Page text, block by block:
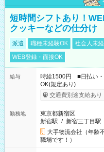
短時間シフトあり！
クッキーなどの仕分け
派遣 職種未経験OK 社会人未
WEB登録・面接OK
給与
時給1500円 ■日払い
OK(規定あり)
交通費別途支給あり
勤務地
東京都新宿区
新宿駅 / 新宿三丁目駅
大手物流会社（年齢
職場です！）